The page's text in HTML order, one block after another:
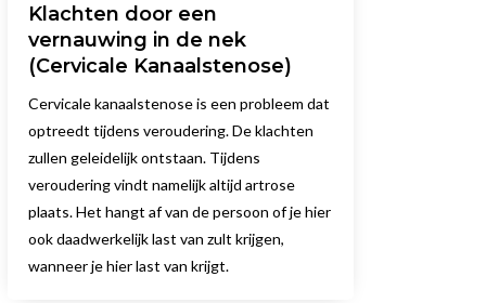
Klachten door een
vernauwing in de nek
(Cervicale Kanaalstenose)
Cervicale kanaalstenose is een probleem dat
optreedt tijdens veroudering. De klachten
zullen geleidelijk ontstaan. Tijdens
veroudering vindt namelijk altijd artrose
plaats. Het hangt af van de persoon of je hier
ook daadwerkelijk last van zult krijgen,
wanneer je hier last van krijgt.